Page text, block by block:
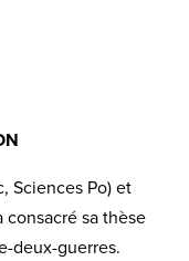
Sciences Po) et
sa thèse
deux-guerres.